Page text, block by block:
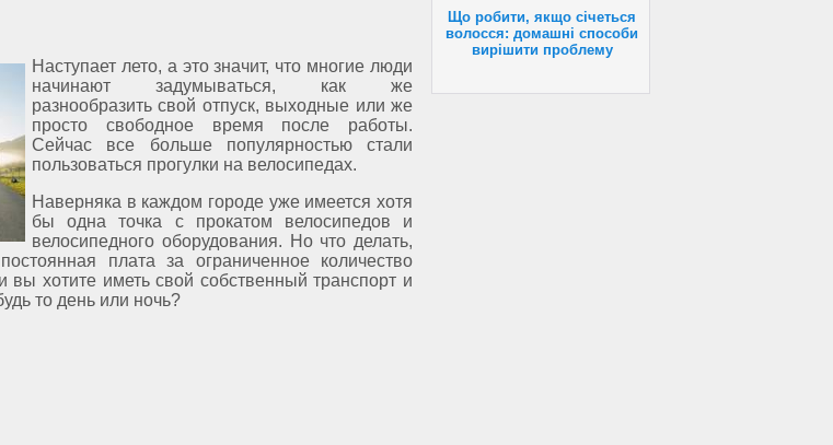
Що робити, якщо січеться
волосся: домашні способи
вирішити проблему
Наступает лето, а это значит, что многие люди
начинают задумываться, как же
разнообразить свой отпуск, выходные или же
просто свободное время после работы.
Сейчас все больше популярностью стали
пользоваться прогулки на велосипедах.
Наверняка в каждом городе уже имеется хотя
бы одна точка с прокатом велосипедов и
велосипедного оборудования. Но что делать,
плата за ограниченное количество
вы хотите иметь свой собственный транспорт и
то день или ночь?